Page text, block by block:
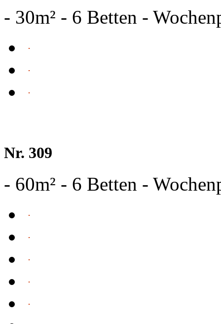
- 30m² - 6 Betten -
Nr. 309
- 60m² - 6 Betten -